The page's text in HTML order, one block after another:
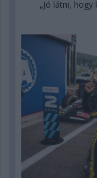
„Jó látni, hogy